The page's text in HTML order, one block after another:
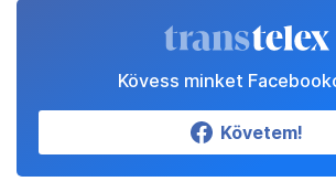
Kövess minket
Követem!